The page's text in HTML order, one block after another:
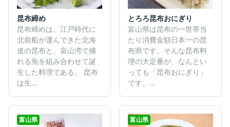
昆布締め
昆布締めは、江戸時代に
北前船が運んできた北海
道の昆布と、富山湾で捕
れる魚を組み合わせて誕
生した料理である。 昆布
は生...
とろろ昆布おにぎり
富山県は昆布の一世帯当
たり消費金額日本一の昆
布県です。そんな昆布料
理の大定番が、なんとい
っても「昆布おにぎり」
です。...
富山県 富山県